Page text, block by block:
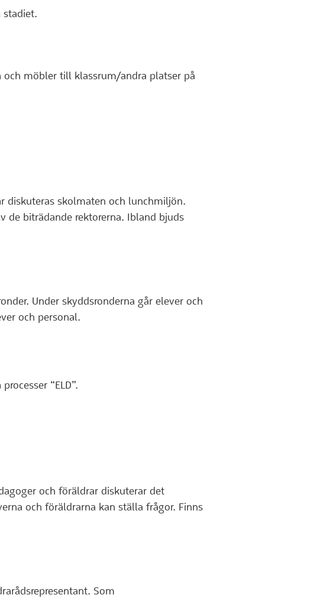
stadiet.
möbler till klassrum/andra platser på
diskuteras skolmaten och lunchmiljön.
de biträdande rektorerna. Ibland bjuds
Under skyddsronderna går elever och
och personal.
“ELD”.
och föräldrar diskuterar det
och föräldrarna kan ställa frågor. Finns
Som